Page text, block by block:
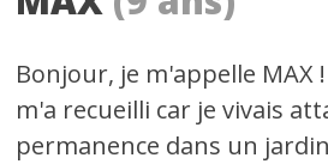
Bonjour, je m'appelle MAX
m'a recueilli car je vivais
permanence dans un